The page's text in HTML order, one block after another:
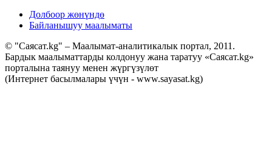
Долбоор жөнүндө
Байланышуу маалыматы
© "Саясат.kg" – Маалымат-аналитикалык портал, 2011.
Бардык маалыматтарды колдонуу жана таратуу «Саясат.kg»
порталына таянуу менен жүргүзүлөт
(Интернет басылмалары үчүн - www.sayasat.kg)